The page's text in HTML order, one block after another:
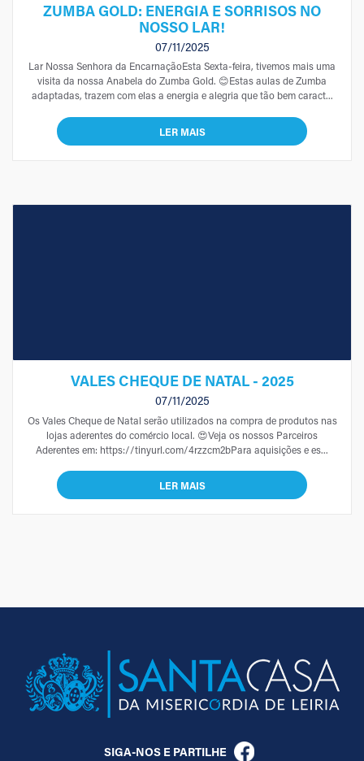
ZUMBA GOLD: ENERGIA E SORRISOS NO
NOSSO LAR!
07/11/2025
Lar Nossa Senhora da EncarnaçãoEsta Sexta-feira, tivemos mais uma
visita da nossa Anabela do Zumba Gold. 😊Estas aulas de Zumba
adaptadas, trazem com elas a energia e alegria que tão bem caract...
LER MAIS
VALES CHEQUE DE NATAL - 2025
07/11/2025
Os Vales Cheque de Natal serão utilizados na compra de produtos nas
lojas aderentes do comércio local. 😍Veja os nossos Parceiros
Aderentes em: https://tinyurl.com/4rzzcm2bPara aquisições e es...
LER MAIS
SIGA-NOS E PARTILHE